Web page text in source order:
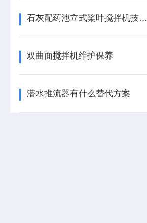
石灰配药池立式桨叶搅拌机技术描述
双曲面搅拌机维护保养
潜水推流器有什么替代方案